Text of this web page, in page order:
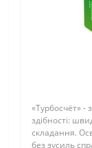
«Турбосчёт» -
здібності:
складання.
без зусиль